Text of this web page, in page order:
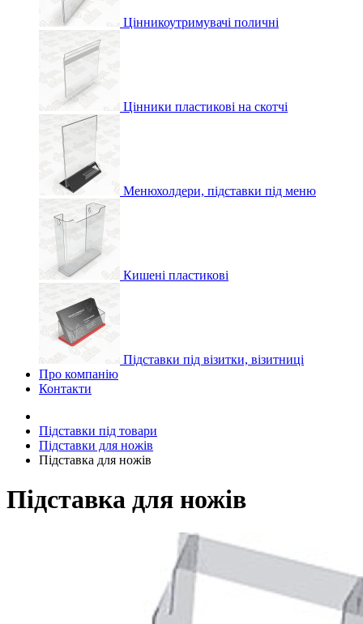
Цінникоутримувачі поличні
Цінники пластикові на скотчі
Менюхолдери, підставки під меню
Кишені пластикові
Підставки під візитки, візитниці
Про компанію
Контакти
Підставки під товари
Підставки для ножів
Підставка для ножів
Підставка для ножів